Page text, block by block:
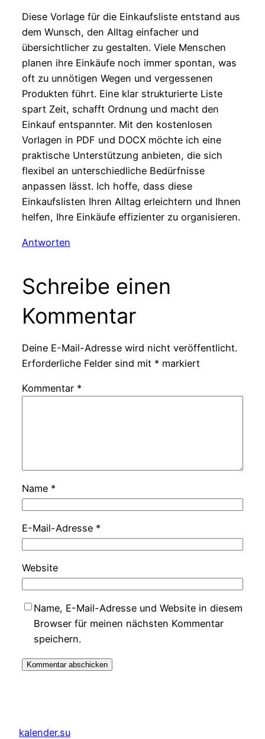
Diese Vorlage für die Einkaufsliste entstand aus
dem Wunsch, den Alltag einfacher und
übersichtlicher zu gestalten. Viele Menschen
planen ihre Einkäufe noch immer spontan, was
oft zu unnötigen Wegen und vergessenen
Produkten führt. Eine klar strukturierte Liste
spart Zeit, schafft Ordnung und macht den
Einkauf entspannter. Mit den kostenlosen
Vorlagen in PDF und DOCX möchte ich eine
praktische Unterstützung anbieten, die sich
flexibel an unterschiedliche Bedürfnisse
anpassen lässt. Ich hoffe, dass diese
Einkaufslisten Ihren Alltag erleichtern und Ihnen
helfen, Ihre Einkäufe effizienter zu organisieren.
Antworten
Schreibe einen
Kommentar
Deine E-Mail-Adresse wird nicht veröffentlicht.
Erforderliche Felder sind mit * markiert
Kommentar *
Name *
E-Mail-Adresse *
Website
Name, E-Mail-Adresse und Website in diesem
Browser für meinen nächsten Kommentar
speichern.
kalender.su